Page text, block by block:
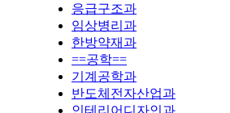
응급구조과
임상병리과
한방약재과
==공학==
기계공학과
반도체전자산업과
인테리어디자인과